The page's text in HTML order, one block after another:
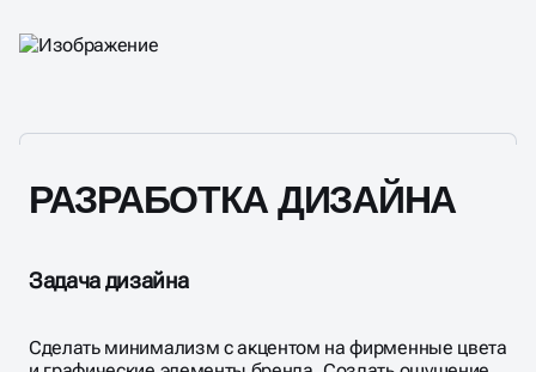
РАЗРАБОТКА ДИЗАЙНА
Задача дизайна
Сделать минимализм с акцентом на фирменные цвета